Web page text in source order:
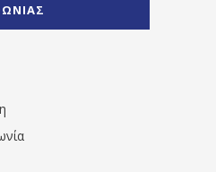
" artist="" ]